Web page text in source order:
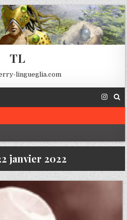
TL
lingueglia.com
janvier 2022